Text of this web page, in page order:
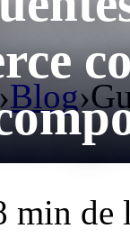
›Blog›
min de